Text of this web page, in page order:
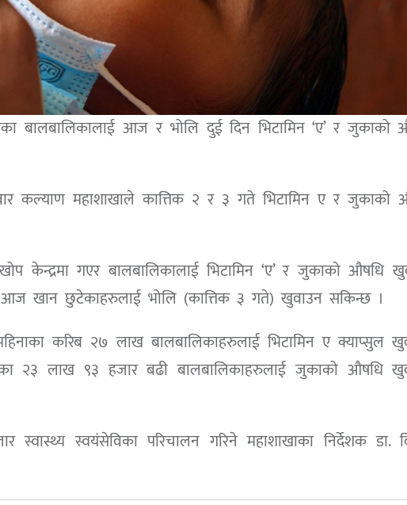
बालबालिकालाई आज र भोलि दुई दिन भिटामिन ‘ए’ र जुकाको
कल्याण महाशाखाले कात्तिक २ र ३ गते भिटामिन ए र जुकाको
केन्द्रमा गएर बालबालिकालाई भिटामिन ‘ए’ र जुकाको औषधि
खान छुटेकाहरुलाई भोलि (कात्तिक ३ गते) खुवाउन सकिन्छ ।
करिब २७ लाख बालबालिकाहरुलाई भिटामिन ए क्याप्सुल
२३ लाख ९३ हजार बढी बालबालिकाहरुलाई जुकाको औषधि
स्वास्थ्य स्वयंसेविका परिचालन गरिने महाशाखाका निर्देशक डा.